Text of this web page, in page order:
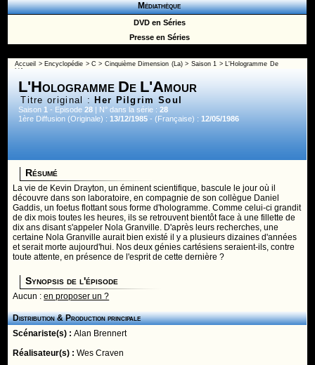
Médiathèque
DVD en Séries
Presse en Séries
Accueil > Encyclopédie >C > Cinquième Dimension (La)> Saison 1 > L'Hologramme De
L'Amour
L'Hologramme De L'Amour
Titre original : Her Pilgrim Soul
Saison1 - Episode28 | N° dans la série :28
1ère Diffusion (Originale) :13/12/1985 - (Française) :12/05/1986
Résumé
La vie de Kevin Drayton, un éminent scientifique, bascule le jour où il
découvre dans son laboratoire, en compagnie de son collègue Daniel
Gaddis, un foetus flottant sous forme d'hologramme. Comme celui-ci grandit
de dix mois toutes les heures, ils se retrouvent bientôt face à une fillette de
dix ans disant s'appeler Nola Granville. D'après leurs recherches, une
certaine Nola Granville aurait bien existé il y a plusieurs dizaines d'années
et serait morte aujourd'hui. Nos deux génies cartésiens seraient-ils, contre
toute attente, en présence de l'esprit de cette dernière ?
Synopsis de l'épisode
Aucun :en proposer un ?
Distribution & Production principale
Scénariste(s) :Alan Brennert
Réalisateur(s) :Wes Craven